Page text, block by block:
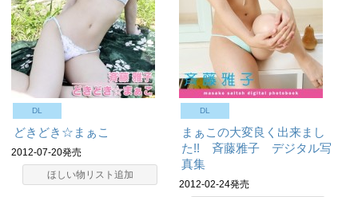
DL
どきどき☆まぁこ
2012-07-20発売
ほしい物リスト追加
DL
まぁこの大変良く出来まし
た!! 斉藤雅子 デジタル写
真集
2012-02-24発売